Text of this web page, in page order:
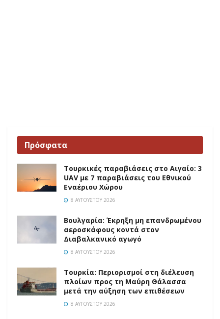
Πρόσφατα
Τουρκικές παραβιάσεις στο Αιγαίο: 3
UAV με 7 παραβιάσεις του Εθνικού
Εναέριου Χώρου
8 ΑΥΓΟΎΣΤΟΥ 2026
Βουλγαρία: Έκρηξη μη επανδρωμένου
αεροσκάφους κοντά στον
Διαβαλκανικό αγωγό
8 ΑΥΓΟΎΣΤΟΥ 2026
Τουρκία: Περιορισμοί στη διέλευση
πλοίων προς τη Μαύρη Θάλασσα
μετά την αύξηση των επιθέσεων
8 ΑΥΓΟΎΣΤΟΥ 2026